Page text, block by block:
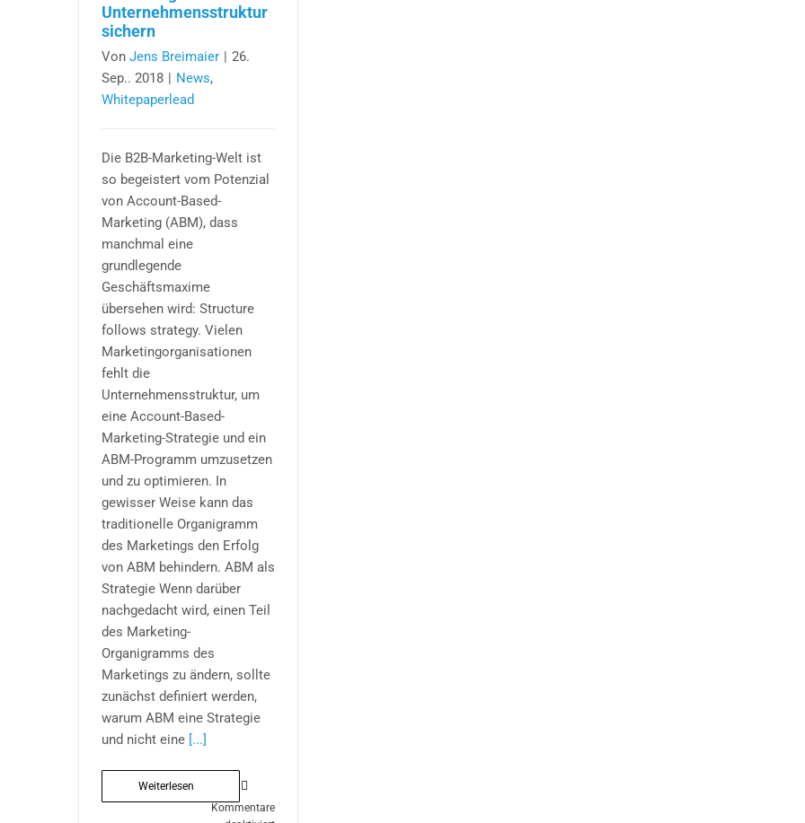
Unternehmensstruktur
sichern
Von Jens Breimaier
26.
Sep.. 2018
News,
Whitepaperlead
Die B2B-Marketing-Welt ist
so begeistert vom Potenzial
von Account-Based-
Marketing (ABM), dass
manchmal eine
grundlegende
Geschäftsmaxime
übersehen wird: Structure
follows strategy. Vielen
Marketingorganisationen
fehlt die
Unternehmensstruktur, um
eine Account-Based-
Marketing-Strategie und ein
ABM-Programm umzusetzen
und zu optimieren. In
gewisser Weise kann das
traditionelle Organigramm
des Marketings den Erfolg
von ABM behindern. ABM als
Strategie Wenn darüber
nachgedacht wird, einen Teil
des Marketing-
Organigramms des
Marketings zu ändern, sollte
zunächst definiert werden,
warum ABM eine Strategie
und nicht eine [...]
Weiterlesen
Kommentare